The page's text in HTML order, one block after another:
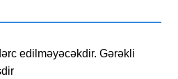
edilməyəcəkdir. Gərəkli